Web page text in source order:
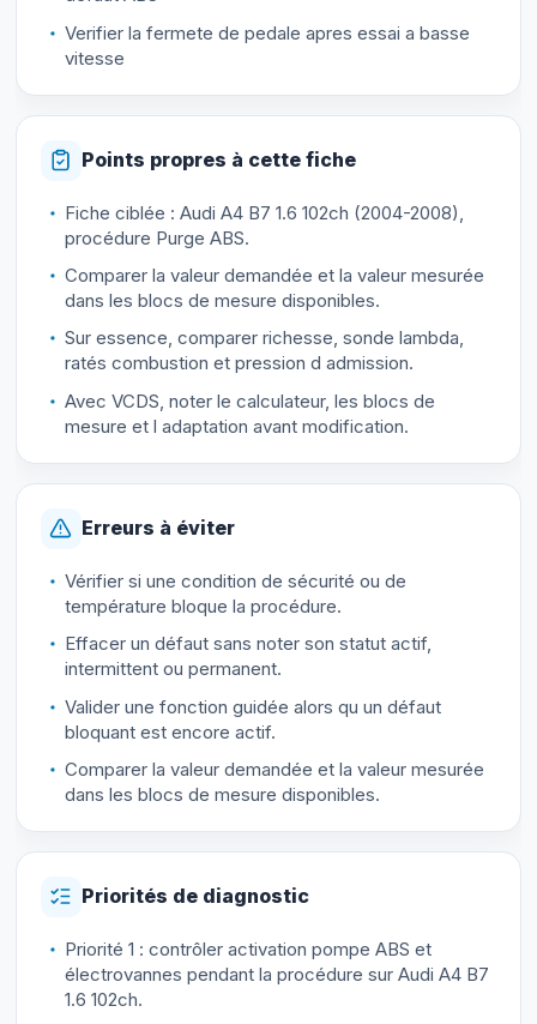
Verifier la fermete de pedale apres essai a basse
vitesse
Points propres à cette fiche
Fiche ciblée : Audi A4 B7 1.6 102ch (2004-2008),
procédure Purge ABS.
Comparer la valeur demandée et la valeur mesurée
dans les blocs de mesure disponibles.
Sur essence, comparer richesse, sonde lambda,
ratés combustion et pression d admission.
Avec VCDS, noter le calculateur, les blocs de
mesure et l adaptation avant modification.
Erreurs à éviter
Vérifier si une condition de sécurité ou de
température bloque la procédure.
Effacer un défaut sans noter son statut actif,
intermittent ou permanent.
Valider une fonction guidée alors qu un défaut
bloquant est encore actif.
Comparer la valeur demandée et la valeur mesurée
dans les blocs de mesure disponibles.
Priorités de diagnostic
Priorité 1 : contrôler activation pompe ABS et
électrovannes pendant la procédure sur Audi A4 B7
1.6 102ch.